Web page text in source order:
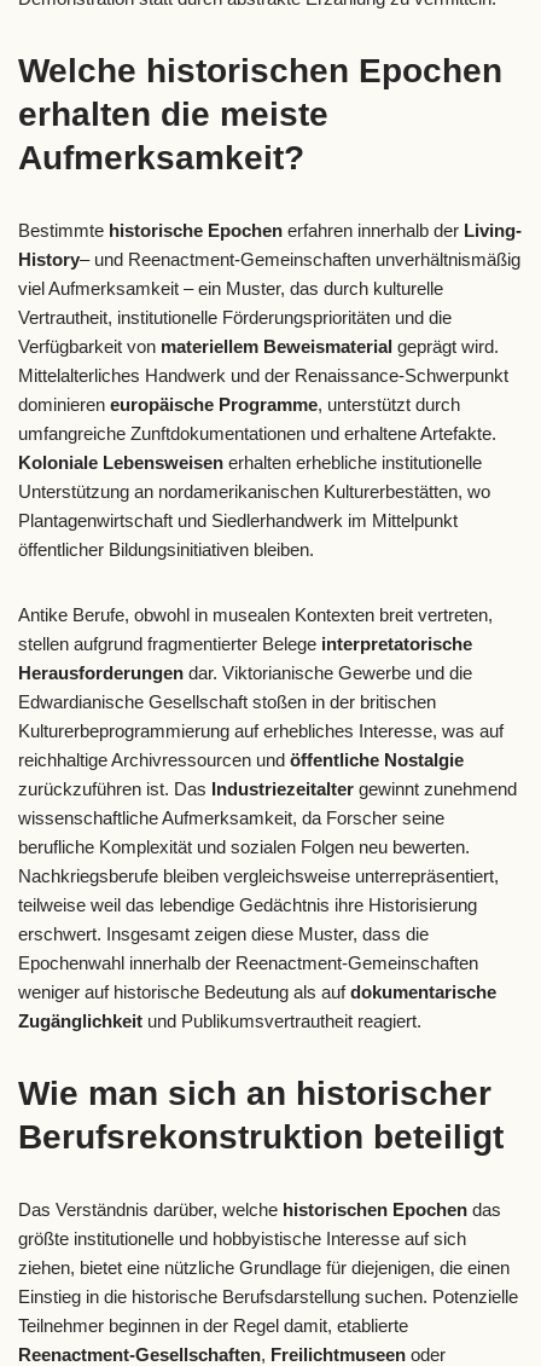
Welche historischen Epochen
erhalten die meiste
Aufmerksamkeit?
Bestimmte historische Epochen erfahren innerhalb der Living-
History– und Reenactment-Gemeinschaften unverhältnismäßig
viel Aufmerksamkeit – ein Muster, das durch kulturelle
Vertrautheit, institutionelle Förderungsprioritäten und die
Verfügbarkeit von materiellem Beweismaterial geprägt wird.
Mittelalterliches Handwerk und der Renaissance-Schwerpunkt
dominieren europäische Programme, unterstützt durch
umfangreiche Zunftdokumentationen und erhaltene Artefakte.
Koloniale Lebensweisen erhalten erhebliche institutionelle
Unterstützung an nordamerikanischen Kulturerbestätten, wo
Plantagenwirtschaft und Siedlerhandwerk im Mittelpunkt
öffentlicher Bildungsinitiativen bleiben.
Antike Berufe, obwohl in musealen Kontexten breit vertreten,
stellen aufgrund fragmentierter Belege interpretatorische
Herausforderungen dar. Viktorianische Gewerbe und die
Edwardianische Gesellschaft stoßen in der britischen
Kulturerbeprogrammierung auf erhebliches Interesse, was auf
reichhaltige Archivressourcen und öffentliche Nostalgie
zurückzuführen ist. Das Industriezeitalter gewinnt zunehmend
wissenschaftliche Aufmerksamkeit, da Forscher seine
berufliche Komplexität und sozialen Folgen neu bewerten.
Nachkriegsberufe bleiben vergleichsweise unterrepräsentiert,
teilweise weil das lebendige Gedächtnis ihre Historisierung
erschwert. Insgesamt zeigen diese Muster, dass die
Epochenwahl innerhalb der Reenactment-Gemeinschaften
weniger auf historische Bedeutung als aufdokumentarische
Zugänglichkeit und Publikumsvertrautheit reagiert.
Wie man sich an historischer
Berufsrekonstruktion beteiligt
Das Verständnis darüber, welche historischen Epochen das
größte institutionelle und hobbyistische Interesse auf sich
ziehen, bietet eine nützliche Grundlage für diejenigen, die einen
Einstieg in die historische Berufsdarstellung suchen. Potenzielle
Teilnehmer beginnen in der Regel damit, etablierte
Reenactment-Gesellschaften, Freilichtmuseen oder